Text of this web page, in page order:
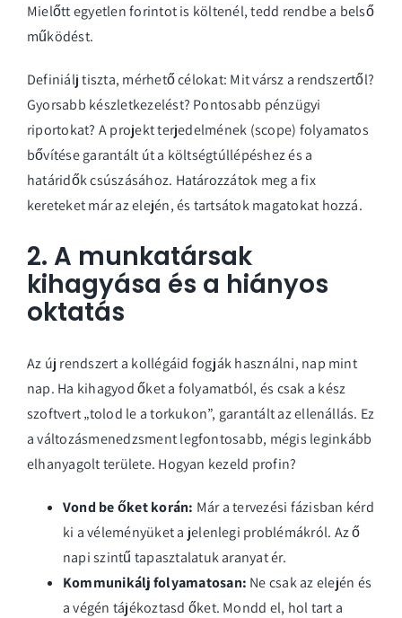
Mielőtt egyetlen forintot is költenél, tedd rendbe a belső
működést.
Definiálj tiszta, mérhető célokat: Mit vársz a rendszertől?
Gyorsabb készletkezelést? Pontosabb pénzügyi
riportokat? A projekt terjedelmének (scope) folyamatos
bővítése garantált út a költségtúllépéshez és a
határidők csúszásához. Határozzátok meg a fix
kereteket már az elején, és tartsátok magatokat hozzá.
2. A munkatársak
kihagyása és a hiányos
oktatás
Az új rendszert a kollégáid fogják használni, nap mint
nap. Ha kihagyod őket a folyamatból, és csak a kész
szoftvert „tolod le a torkukon”, garantált az ellenállás. Ez
a változásmenedzsment legfontosabb, mégis leginkább
elhanyagolt területe. Hogyan kezeld profin?
Vond be őket korán: Már a tervezési fázisban kérd
ki a véleményüket a jelenlegi problémákról. Az ő
napi szintű tapasztalatuk aranyat ér.
Kommunikálj folyamatosan: Ne csak az elején és
a végén tájékoztasd őket. Mondd el, hol tart a